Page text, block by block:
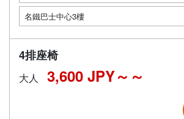
名鐵巴士中心3樓
4排座椅
大人 3,600 JPY～